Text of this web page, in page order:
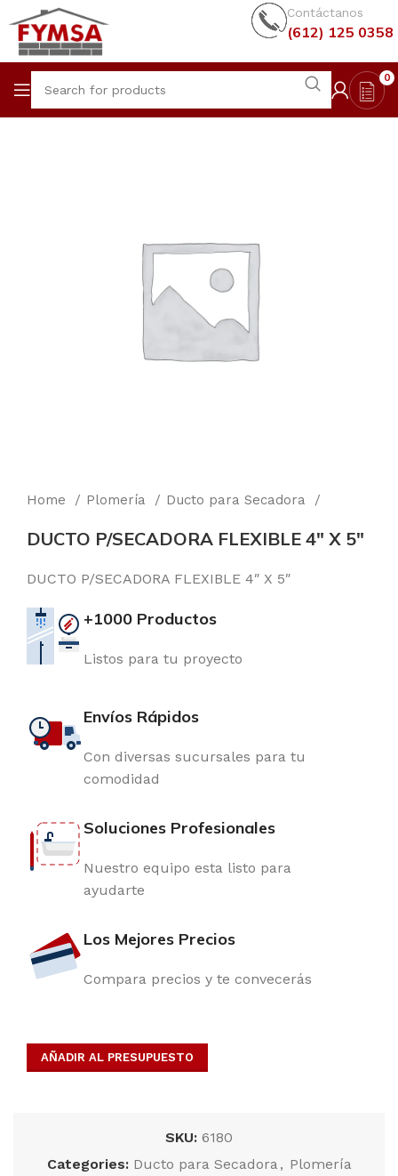
Contáctanos
(612) 125 0358
0
Home Plomería Ducto para Secadora
DUCTO P/SECADORA FLEXIBLE 4″ X 5″
DUCTO P/SECADORA FLEXIBLE 4″ X 5″
+1000 Productos
Listos para tu proyecto
Envíos Rápidos
Con diversas sucursales para tu
comodidad
Soluciones Profesionales
Nuestro equipo esta listo para
ayudarte
Los Mejores Precios
Compara precios y te convecerás
AÑADIR AL PRESUPUESTO
SKU: 6180
Categories: Ducto para Secadora, Plomería